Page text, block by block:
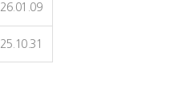
26.01.09
25.10.31